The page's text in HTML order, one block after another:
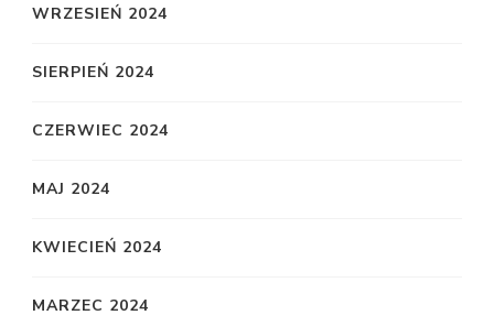
WRZESIEŃ 2024
SIERPIEŃ 2024
CZERWIEC 2024
MAJ 2024
KWIECIEŃ 2024
MARZEC 2024